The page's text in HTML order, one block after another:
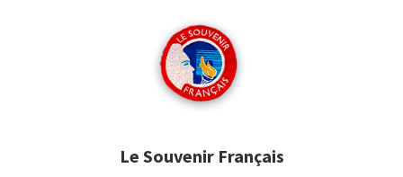
Le Souvenir Français